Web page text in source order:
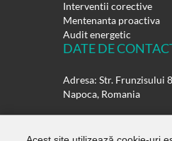
Interventii corective
Mentenanta proactiva
Audit energetic
DATE DE
Adresa: Str. Frunzisului
Napoca, Romania
Telefon:
0264-432358